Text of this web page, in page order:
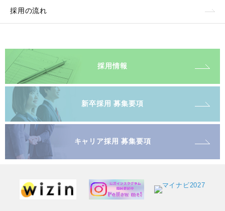
採用の流れ
採用情報
新卒採用 募集要項
キャリア採用 募集要項